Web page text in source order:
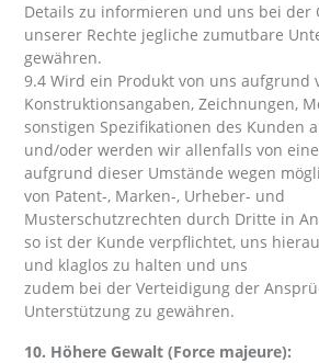
Details zu informieren und uns bei der
unserer Rechte jegliche zumutbare
gewähren.
9.4 Wird ein Produkt von uns aufgrund
Konstruktionsangaben, Zeichnungen,
sonstigen Spezifikationen des Kunden
und/oder werden wir allenfalls von
aufgrund dieser Umstände wegen
von Patent-, Marken-, Urheber- und
Musterschutzrechten durch Dritte in
so ist der Kunde verpflichtet, uns
und klaglos zu halten und uns
zudem bei der Verteidigung der
Unterstützung zu gewähren.
10. Höhere Gewalt (Force majeure):